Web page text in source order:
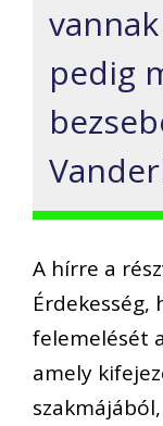
pedig
A hírre a
Érdekesség,
felemelését
amely